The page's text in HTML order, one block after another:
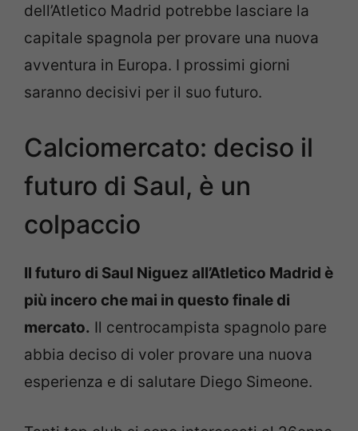
dell’Atletico Madrid potrebbe lasciare la
capitale spagnola per provare una nuova
avventura in Europa. I prossimi giorni
saranno decisivi per il suo futuro.
Calciomercato: deciso il
futuro di Saul, è un
colpaccio
Il futuro di Saul Niguez all’Atletico Madrid è
più incero che mai in questo finale di
mercato. Il centrocampista spagnolo pare
abbia deciso di voler provare una nuova
esperienza e di salutare Diego Simeone.